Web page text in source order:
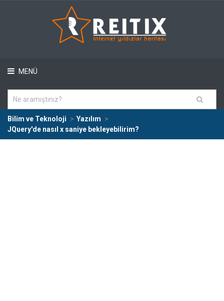
MENÜ
Bilim ve Teknoloji
Yazılım
JQuery'de nasıl x saniye bekleyebilirim?